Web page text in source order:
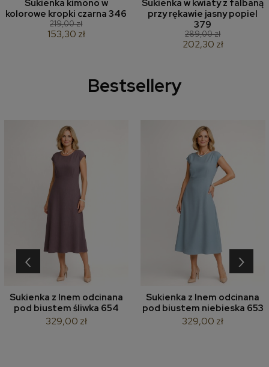
Sukienka kimono w
kolorowe kropki czarna 346
219,00 zł
153,30 zł
Sukienka w kwiaty z falbaną
przy rękawie jasny popiel
379
289,00 zł
202,30 zł
Bestsellery
Sukienka z lnem odcinana
pod biustem śliwka 654
329,00 zł
Sukienka z lnem odcinana
pod biustem niebieska 653
329,00 zł
‹ ›